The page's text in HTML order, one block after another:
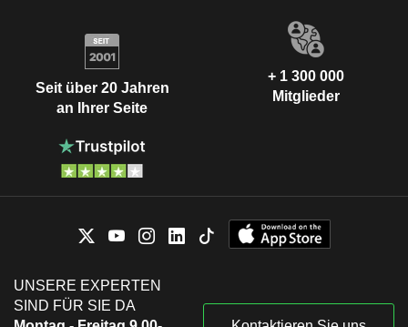
Seit über 20 Jahren
an Ihrer Seite
+ 1 300 000
Mitglieder
UNSERE EXPERTEN
SIND FÜR SIE DA